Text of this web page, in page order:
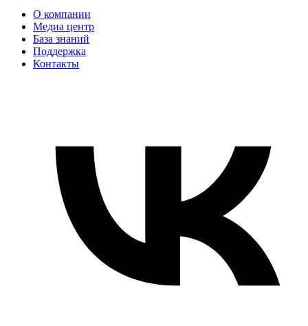
О компании
Медиа центр
База знаний
Поддержка
Контакты